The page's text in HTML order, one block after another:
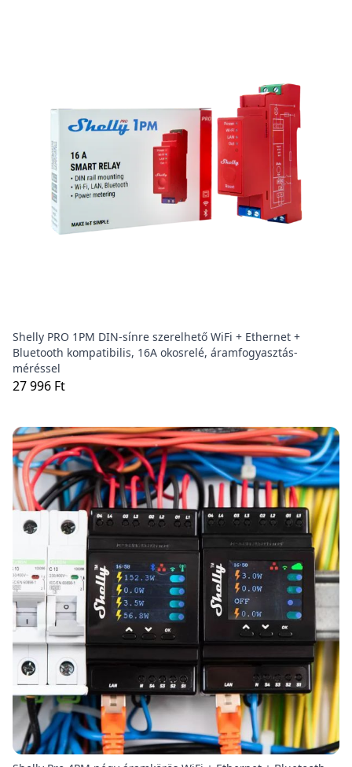
Shelly PRO 1PM DIN-sínre szerelhető WiFi + Ethernet +
Bluetooth kompatibilis, 16A okosrelé, áramfogyasztás-
méréssel
27 996 Ft